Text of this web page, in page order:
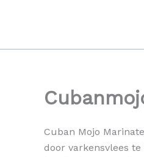
Cuban Mojo
door varkensvlees